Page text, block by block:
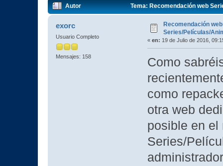
Autor Tema: Recomendación web
exorc
Usuario Completo
Mensajes: 158
Recomendación web
Series/Películas/
« en: 19 de Julio de 2016,
Como
como
otra web
posible en el
Series/